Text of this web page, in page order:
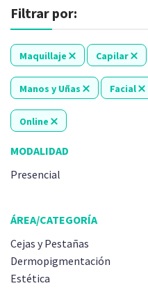
Filtrar por:
Maquillaje Capilar
Manos y Uñas Facial
Online
MODALIDAD
Presencial
ÁREA/CATEGORÍA
Cejas y Pestañas
Dermopigmentación
Estética